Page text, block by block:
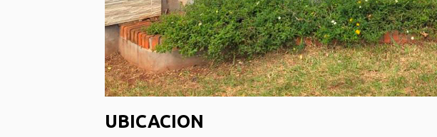
UBICACION